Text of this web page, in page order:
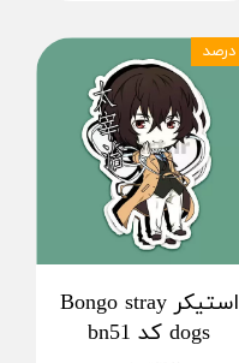
استیکر Bongo stray
dogs کد bn51